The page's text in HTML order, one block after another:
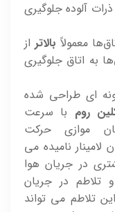
آلوده جلوگیری
معمولاً بالاتر از
به اتاق جلوگیری
ای طراحی شده
روم با سرعت
موازی حرکت
ناميده می
در جريان هوا
تلاطم در جريان
تلاطم می تواند